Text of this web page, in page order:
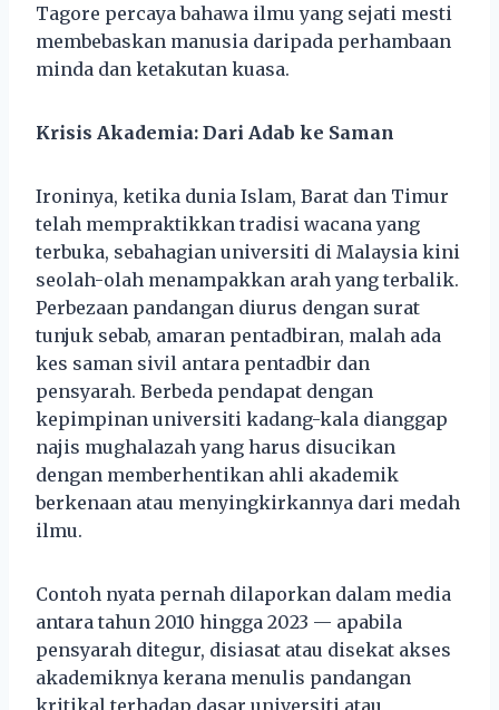
Tagore percaya bahawa ilmu yang sejati mesti
membebaskan manusia daripada perhambaan
minda dan ketakutan kuasa.
Krisis Akademia: Dari Adab ke Saman
Ironinya, ketika dunia Islam, Barat dan Timur
telah mempraktikkan tradisi wacana yang
terbuka, sebahagian universiti di Malaysia kini
seolah-olah menampakkan arah yang terbalik.
Perbezaan pandangan diurus dengan surat
tunjuk sebab, amaran pentadbiran, malah ada
kes saman sivil antara pentadbir dan
pensyarah. Berbeda pendapat dengan
kepimpinan universiti kadang-kala dianggap
najis mughalazah yang harus disucikan
dengan memberhentikan ahli akademik
berkenaan atau menyingkirkannya dari medah
ilmu.
Contoh nyata pernah dilaporkan dalam media
antara tahun 2010 hingga 2023 — apabila
pensyarah ditegur, disiasat atau disekat akses
akademiknya kerana menulis pandangan
kritikal terhadap dasar universiti atau